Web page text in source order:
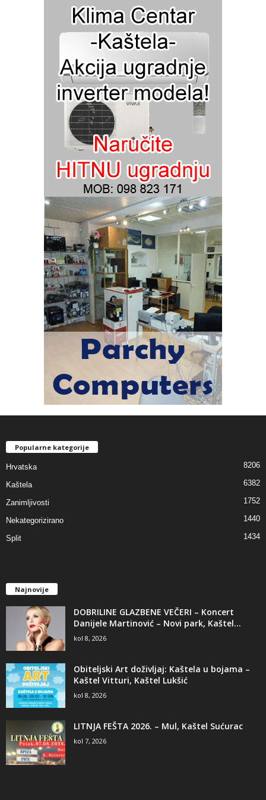
Popularne kategorije
Hrvatska 8206
Kaštela 6382
Zanimljivosti 1752
Nekategorizirano 1440
Split 1434
Najnovije
DOBRILINE GLAZBENE VEČERI – Koncert
Danijele Martinović – Novi park, Kaštel...
kol 8, 2026
Obiteljski Art doživljaj: Kaštela u bojama –
Kaštel Vitturi, Kaštel Lukšić
kol 8, 2026
LITNJA FEŠTA 2026. – Mul, Kaštel Sućurac
kol 7, 2026